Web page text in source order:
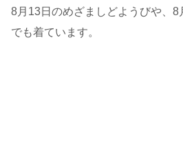
8月13日のめざましどようびや、
でも着ています。